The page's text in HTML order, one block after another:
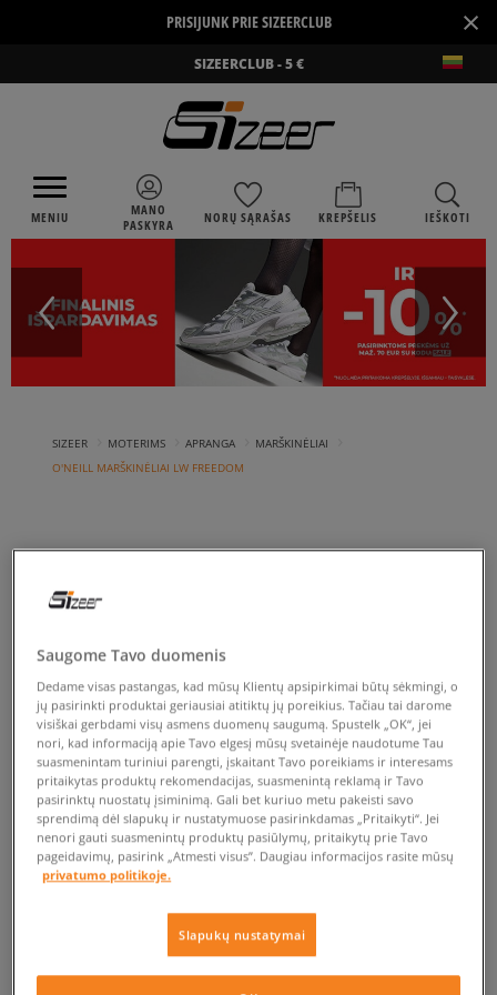
PRISIJUNK PRIE SIZEERCLUB ×
SIZEERCLUB - 5 €
MENIU
MANO
PASKYRA
NORŲ SĄRAŠAS KREPŠELIS IEŠKOTI
SIZEER MOTERIMS APRANGA MARŠKINĖLIAI
O'NEILL MARŠKINĖLIAI LW FREEDOM
Saugome Tavo duomenis
Dedame visas pastangas, kad mūsų Klientų apsipirkimai būtų sėkmingi, o
jų pasirinkti produktai geriausiai atitiktų jų poreikius. Tačiau tai darome
visiškai gerbdami visų asmens duomenų saugumą. Spustelk „OK“, jei
nori, kad informaciją apie Tavo elgesį mūsų svetainėje naudotume Tau
suasmenintam turiniui parengti, įskaitant Tavo poreikiams ir interesams
pritaikytas produktų rekomendacijas, suasmenintą reklamą ir Tavo
pasirinktų nuostatų įsiminimą. Gali bet kuriuo metu pakeisti savo
sprendimą dėl slapukų ir nustatymuose pasirinkdamas „Pritaikyti“. Jei
nenori gauti suasmenintų produktų pasiūlymų, pritaikytų prie Tavo
pageidavimų, pasirink „Atmesti visus”. Daugiau informacijos rasite mūsų
privatumo politikoje.
Slapukų nustatymai